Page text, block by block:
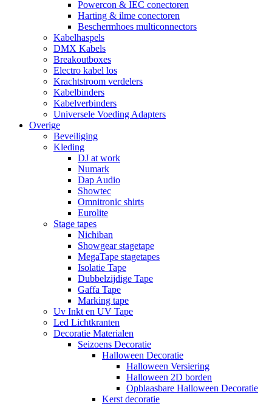
Powercon & IEC conectoren
Harting & ilme conectoren
Beschermhoes multiconnectors
Kabelhaspels
DMX Kabels
Breakoutboxes
Electro kabel los
Krachtstroom verdelers
Kabelbinders
Kabelverbinders
Universele Voeding Adapters
Overige
Beveiliging
Kleding
DJ at work
Numark
Dap Audio
Showtec
Omnitronic shirts
Eurolite
Stage tapes
Nichiban
Showgear stagetape
MegaTape stagetapes
Isolatie Tape
Dubbelzijdige Tape
Gaffa Tape
Marking tape
Uv Inkt en UV Tape
Led Lichtkranten
Decoratie Materialen
Seizoens Decoratie
Halloween Decoratie
Halloween Versiering
Halloween 2D borden
Opblaasbare Halloween Decoratie
Kerst decoratie